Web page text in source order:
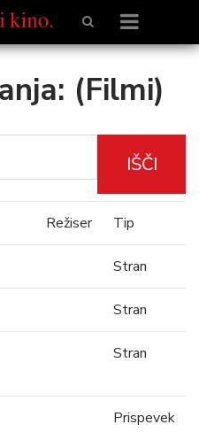
(Filmi)
IŠČI
Režiser Tip
Stran
Stran
Stran
Prispevek